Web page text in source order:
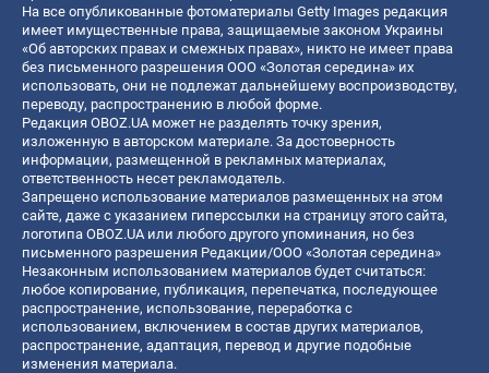
На все опубликованные фотоматериалы Getty Images редакция
имеет имущественные права, защищаемые законом Украины
«Об авторских правах и смежных правах», никто не имеет права
без письменного разрешения ООО «Золотая середина» их
использовать, они не подлежат дальнейшему воспроизводству,
переводу, распространению в любой форме.
Редакция OBOZ.UA может не разделять точку зрения,
изложенную в авторском материале. За достоверность
информации, размещенной в рекламных материалах,
ответственность несет рекламодатель.
Запрещено использование материалов размещенных на этом
сайте, даже с указанием гиперссылки на страницу этого сайта,
логотипа OBOZ.UA или любого другого упоминания, но без
письменного разрешения Редакции/ООО «Золотая середина»
Незаконным использованием материалов будет считаться:
любое копирование, публикация, перепечатка, последующее
распространение, использование, переработка с
использованием, включением в состав других материалов,
распространение, адаптация, перевод и другие подобные
изменения материала.